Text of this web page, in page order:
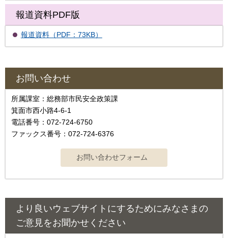
報道資料PDF版
報道資料（PDF：73KB）
お問い合わせ
所属課室：総務部市民安全政策課
箕面市西小路4‐6‐1
電話番号：072-724-6750
ファックス番号：072-724-6376
より良いウェブサイトにするためにみなさまの
ご意見をお聞かせください